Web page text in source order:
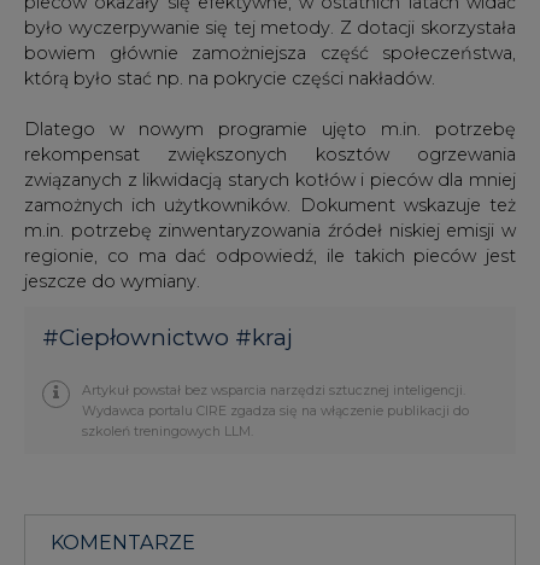
było wyczerpywanie się tej metody. Z dotacji skorzystała
bowiem głównie zamożniejsza część społeczeństwa,
którą było stać np. na pokrycie części nakładów.
Dlatego w nowym programie ujęto m.in. potrzebę
rekompensat zwiększonych kosztów ogrzewania
związanych z likwidacją starych kotłów i pieców dla mniej
zamożnych ich użytkowników. Dokument wskazuje też
m.in. potrzebę zinwentaryzowania źródeł niskiej emisji w
regionie, co ma dać odpowiedź, ile takich pieców jest
jeszcze do wymiany.
#Ciepłownictwo #kraj
Artykuł powstał bez wsparcia narzędzi sztucznej inteligencji.
Wydawca portalu CIRE zgadza się na włączenie publikacji do
szkoleń treningowych LLM.
KOMENTARZE